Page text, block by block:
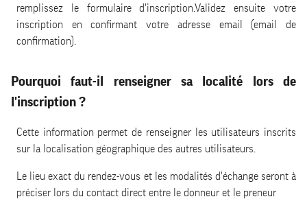
remplissez le formulaire d'inscription.Validez ensuite votre
inscription en confirmant votre adresse email (email de
confirmation).
Pourquoi faut-il renseigner sa localité lors de
l'inscription ?
Cette information permet de renseigner les utilisateurs inscrits
sur la localisation géographique des autres utilisateurs.
Le lieu exact du rendez-vous et les modalités d'échange seront à
préciser lors du contact direct entre le donneur et le preneur